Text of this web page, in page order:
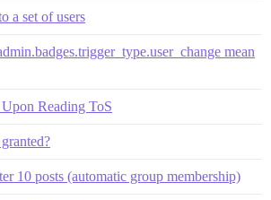
a set of users
mean
Reading ToS
10 posts (automatic group membership)